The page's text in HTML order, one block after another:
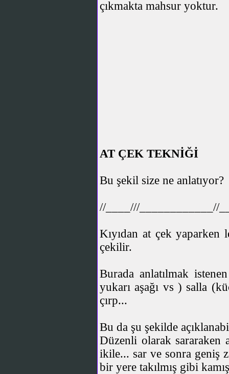
çıkmakta mahsur yoktur.
AT ÇEK TEKNİĞİ
Bu şekil size ne anlatıyor?
//____///____________//
Kıyıdan at çek
çekilir.
Burada anlatılmak
yukarı aşağı vs ) salla
çırp...
Bu da şu şekilde
Düzenli olarak sararaken
ikile... sar ve sonra geniş
bir yere takılmış gibi